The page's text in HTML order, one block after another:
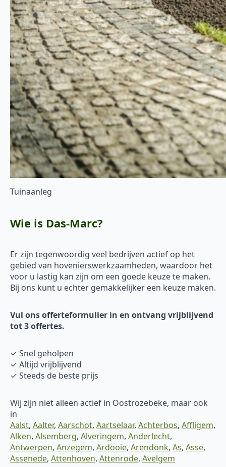
Tuinaanleg
Wie is Das-Marc?
Er zijn tegenwoordig veel bedrijven actief op het
gebied van hovenierswerkzaamheden, waardoor het
voor u lastig kan zijn om een goede keuze te maken.
Bij ons kunt u echter gemakkelijker een keuze maken.
Vul ons offerteformulier in en ontvang vrijblijvend
tot 3 offertes.
✓ Snel geholpen
✓ Altijd vrijblijvend
✓ Steeds de beste prijs
Wij zijn niet alleen actief in Oostrozebeke, maar ook
in
Aalst, Aalter, Aarschot, Aartselaar, Achterbos, Affligem,
Alken, Alsemberg, Alveringem, Anderlecht,
Antwerpen, Anzegem, Ardooie, Arendonk, As, Asse,
Assenede, Attenhoven, Attenrode, Avelgem